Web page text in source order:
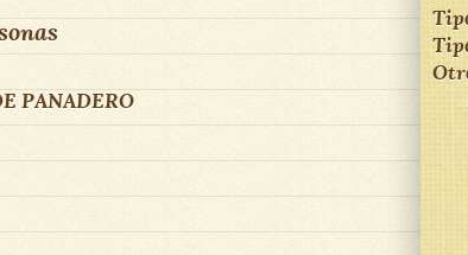
PANADERO